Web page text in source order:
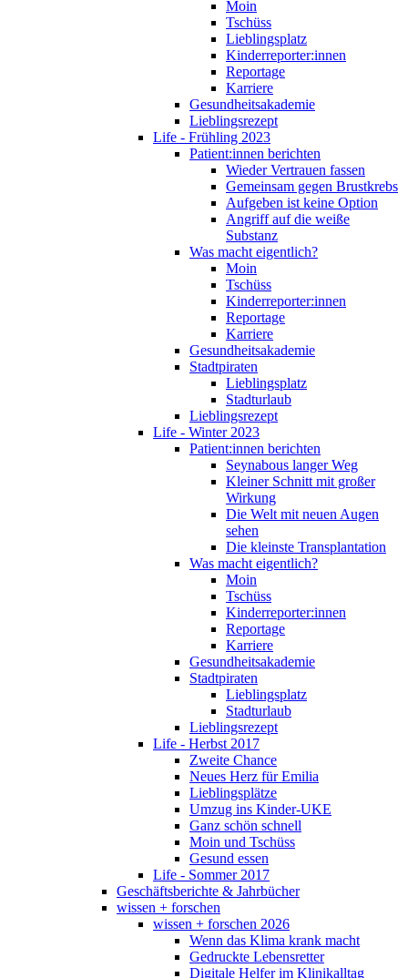
Moin
Tschüss
Lieblingsplatz
Kinderreporter:innen
Reportage
Karriere
Gesundheitsakademie
Lieblingsrezept
Life - Frühling 2023
Patient:innen berichten
Wieder Vertrauen fassen
Gemeinsam gegen Brustkrebs
Aufgeben ist keine Option
Angriff auf die weiße
Substanz
Was macht eigentlich?
Moin
Tschüss
Kinderreporter:innen
Reportage
Karriere
Gesundheitsakademie
Stadtpiraten
Lieblingsplatz
Stadturlaub
Lieblingsrezept
Life - Winter 2023
Patient:innen berichten
Seynabous langer Weg
Kleiner Schnitt mit großer
Wirkung
Die Welt mit neuen Augen
sehen
Die kleinste Transplantation
Was macht eigentlich?
Moin
Tschüss
Kinderreporter:innen
Reportage
Karriere
Gesundheitsakademie
Stadtpiraten
Lieblingsplatz
Stadturlaub
Lieblingsrezept
Life - Herbst 2017
Zweite Chance
Neues Herz für Emilia
Lieblingsplätze
Umzug ins Kinder-UKE
Ganz schön schnell
Moin und Tschüss
Gesund essen
Life - Sommer 2017
Geschäftsberichte & Jahrbücher
wissen + forschen
wissen + forschen 2026
Wenn das Klima krank macht
Gedruckte Lebensretter
Digitale Helfer im Klinikalltag